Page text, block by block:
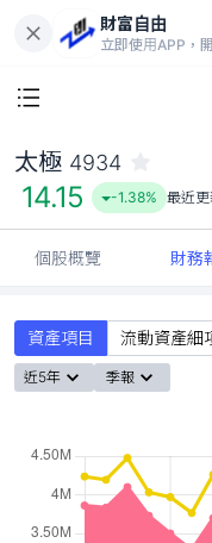
財富自由
立即使用APP，
太極 4934
14.15 -1.38% 最近更
個股概覽 財務
資產項目 流動資產細
近5年 季報